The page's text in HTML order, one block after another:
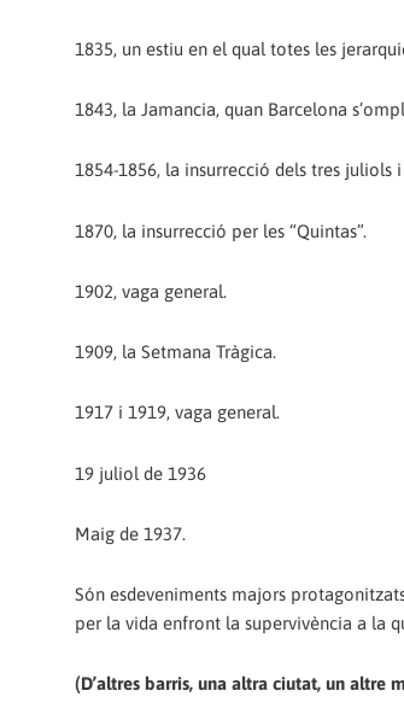
1835, un estiu en el qual totes les
1843, la Jamancia, quan Barcelona
1854-1856, la insurrecció dels tres juliols
1870, la insurrecció per les “Quintas”.
1902, vaga general.
1909, la Setmana Tràgica.
1917 i 1919, vaga general.
19 juliol de 1936
Maig de 1937.
Són esdeveniments majors
per la vida enfront la supervivència a la
(D’altres barris, una altra ciutat, un altre